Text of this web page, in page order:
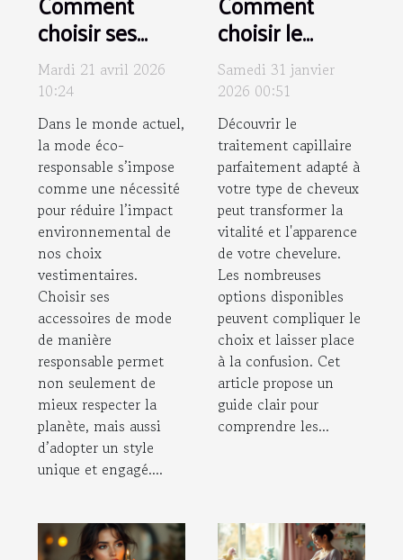
choisir ses
accessoires de
mode éco-
responsables ?
Mardi 21 avril 2026
10:24
Dans le monde actuel,
la mode éco-
responsable s’impose
comme une nécessité
pour réduire l’impact
environnemental de
nos choix
vestimentaires.
Choisir ses
accessoires de mode
de manière
responsable permet
non seulement de
mieux respecter la
planète, mais aussi
d’adopter un style
unique et engagé....
choisir le
traitement
capillaire
adapté à votre
type de
cheveux ?
Samedi 31 janvier
2026 00:51
Découvrir le
traitement capillaire
parfaitement adapté à
votre type de cheveux
peut transformer la
vitalité et l'apparence
de votre chevelure.
Les nombreuses
options disponibles
peuvent compliquer le
choix et laisser place
à la confusion. Cet
article propose un
guide clair pour
comprendre les...